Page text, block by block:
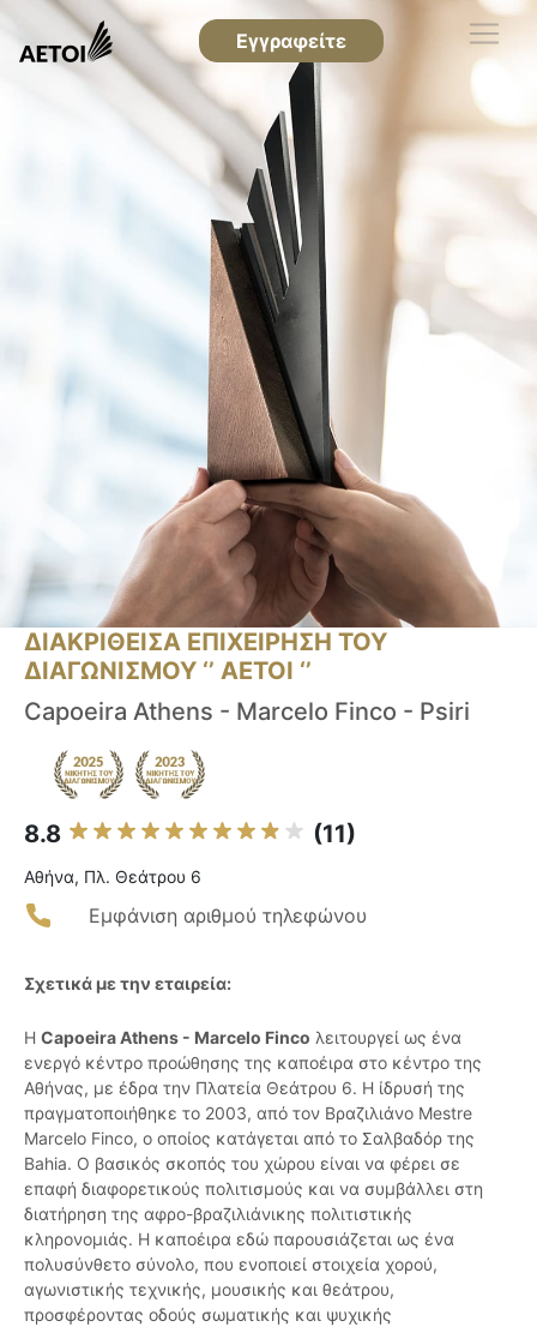
Εγγραφείτε
ΔΙΑΚΡΙΘΕΙΣΑ ΕΠΙΧΕΙΡΗΣΗ ΤΟΥ
ΔΙΑΓΩΝΙΣΜΟΥ ‘’ ΑΕΤΟΙ ‘’
Capoeira Athens - Marcelo Finco - Psiri
8.8 (11)
Αθήνα, Πλ. Θεάτρου 6
Εμφάνιση αριθμού τηλεφώνου
Σχετικά με την εταιρεία:
Η Capoeira Athens - Marcelo Finco λειτουργεί ως ένα
ενεργό κέντρο προώθησης της καποέιρα στο κέντρο της
Αθήνας, με έδρα την Πλατεία Θεάτρου 6. Η ίδρυσή της
πραγματοποιήθηκε το 2003, από τον Βραζιλιάνο Mestre
Marcelo Finco, ο οποίος κατάγεται από το Σαλβαδόρ της
Bahia. Ο βασικός σκοπός του χώρου είναι να φέρει σε
επαφή διαφορετικούς πολιτισμούς και να συμβάλλει στη
διατήρηση της αφρο-βραζιλιάνικης πολιτιστικής
κληρονομιάς. Η καποέιρα εδώ παρουσιάζεται ως ένα
πολυσύνθετο σύνολο, που ενοποιεί στοιχεία χορού,
αγωνιστικής τεχνικής, μουσικής και θεάτρου,
προσφέροντας οδούς σωματικής και ψυχικής